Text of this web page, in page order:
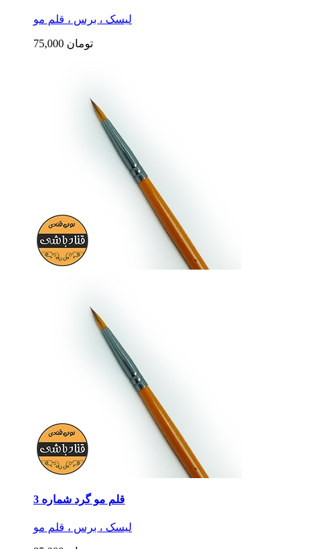
لیسک ، برس ، قلم مو
75,000 تومان
قلم مو گرد شماره 3
لیسک ، برس ، قلم مو